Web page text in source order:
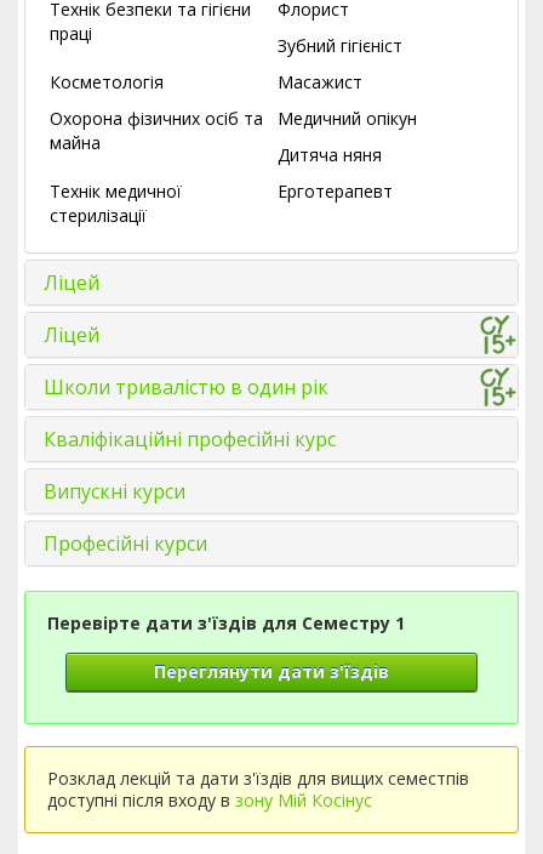
Технік безпеки та гігієни
праці
Флорист
Зубний гігієніст
Косметологія
Масажист
Охорона фізичних осіб та
майна
Медичний опікун
Дитяча няня
Технік медичної
стерилізації
Ерготерапевт
Ліцей
Ліцей
Школи тривалістю в один рік
Кваліфікаційні професійні курс
Випускні курси
Професійні курси
Перевірте дати з'їздів для Семестру 1
Переглянути дати з'їздів
Розклад лекцій та дати з'їздів для вищих семестпів
доступні після входу в зону Мій Косінус